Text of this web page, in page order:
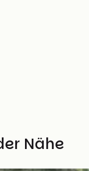
Nähe